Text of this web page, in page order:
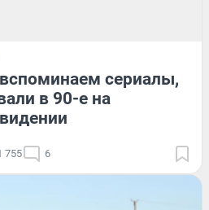
сериалы,
в 90-е на
755 6